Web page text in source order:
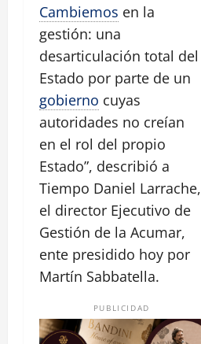
Cambiemos en la
gestión: una
desarticulación total del
Estado por parte de un
gobierno cuyas
autoridades no creían
en el rol del propio
Estado”, describió a
Tiempo Daniel Larrache,
el director Ejecutivo de
Gestión de la Acumar,
ente presidido hoy por
Martín Sabbatella.
PUBLICIDAD